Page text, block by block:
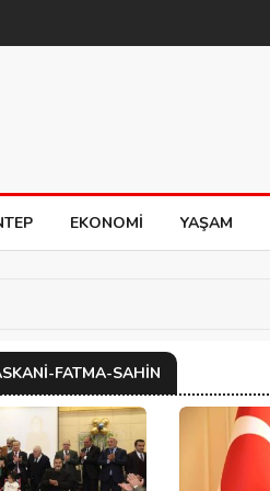
EKONOMI YAŞAM
FATMA-SAHIN